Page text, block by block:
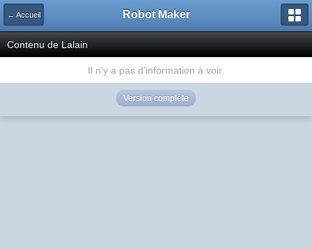
← Accueil Robot Maker
Contenu de Lalain
Il n'y a pas d'information à voir.
Version complète